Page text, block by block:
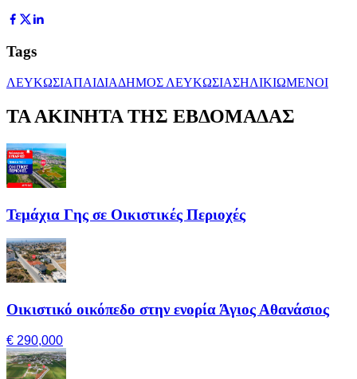
Tags
ΛΕΥΚΩΣΙΑΠΑΙΔΙΑΔΗΜΟΣ ΛΕΥΚΩΣΙΑΣΗΛΙΚΙΩΜΕΝΟΙ
ΤΑ ΑΚΙΝΗΤΑ ΤΗΣ ΕΒΔΟΜΑΔΑΣ
Τεμάχια Γης σε Οικιστικές Περιοχές
Οικιστικό οικόπεδο στην ενορία Άγιος Αθανάσιος
€ 290,000